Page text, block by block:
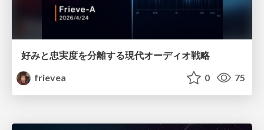
好みと忠実度を分離する現代オーディオ戦略
frievea
0 75